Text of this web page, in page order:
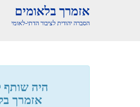
אזמרך בלאומים
הסברה יהודית לציבור הדתי-לאומי
היה שותף
אזמרך